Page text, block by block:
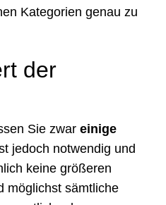
Kategorien genau zu
der
Sie zwar einige
jedoch notwendig und
keine größeren
möglichst sämtliche